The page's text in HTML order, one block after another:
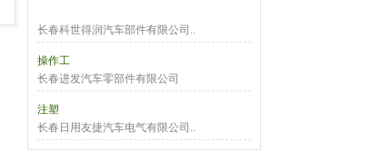
长春科世得润汽车部件有限公司..
操作工
长春进发汽车零部件有限公司
注塑
长春日用友捷汽车电气有限公司..